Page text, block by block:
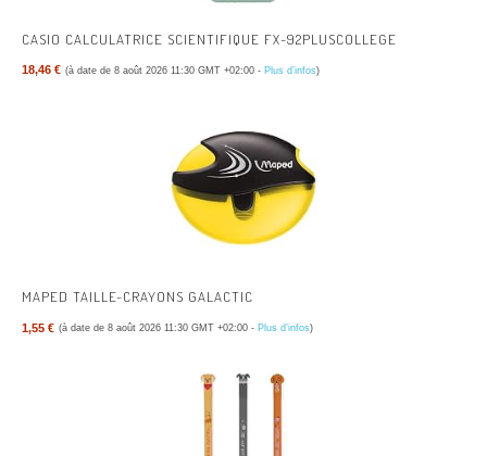
CASIO CALCULATRICE SCIENTIFIQUE FX-92PLUSCOLLEGE
18,46 € (à date de 8 août 2026 11:30 GMT +02:00 - Plus d’infos)
MAPED TAILLE-CRAYONS GALACTIC
1,55 € (à date de 8 août 2026 11:30 GMT +02:00 - Plus d’infos)